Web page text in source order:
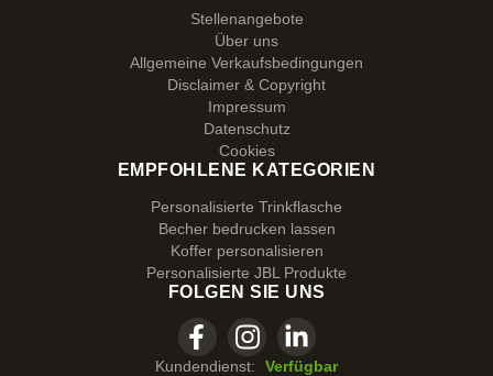
Stellenangebote
Über uns
Allgemeine Verkaufsbedingungen
Disclaimer & Copyright
Impressum
Datenschutz
Cookies
EMPFOHLENE KATEGORIEN
Personalisierte Trinkflasche
Becher bedrucken lassen
Koffer personalisieren
Personalisierte JBL Produkte
FOLGEN SIE UNS
Kundendienst:
Verfügbar